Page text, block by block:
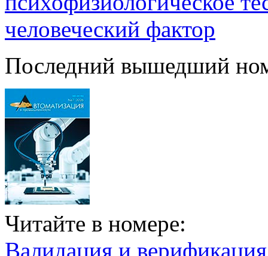
человеческий фактор
Последний вышедший
Читайте в номере:
Валидация и